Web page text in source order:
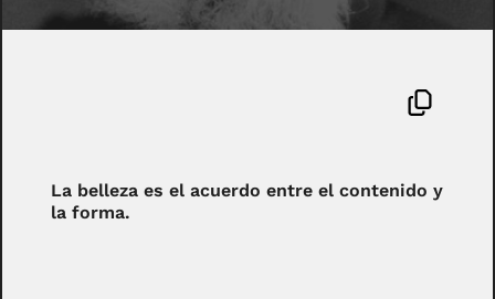
La belleza es el acuerdo entre el contenido y
la forma.